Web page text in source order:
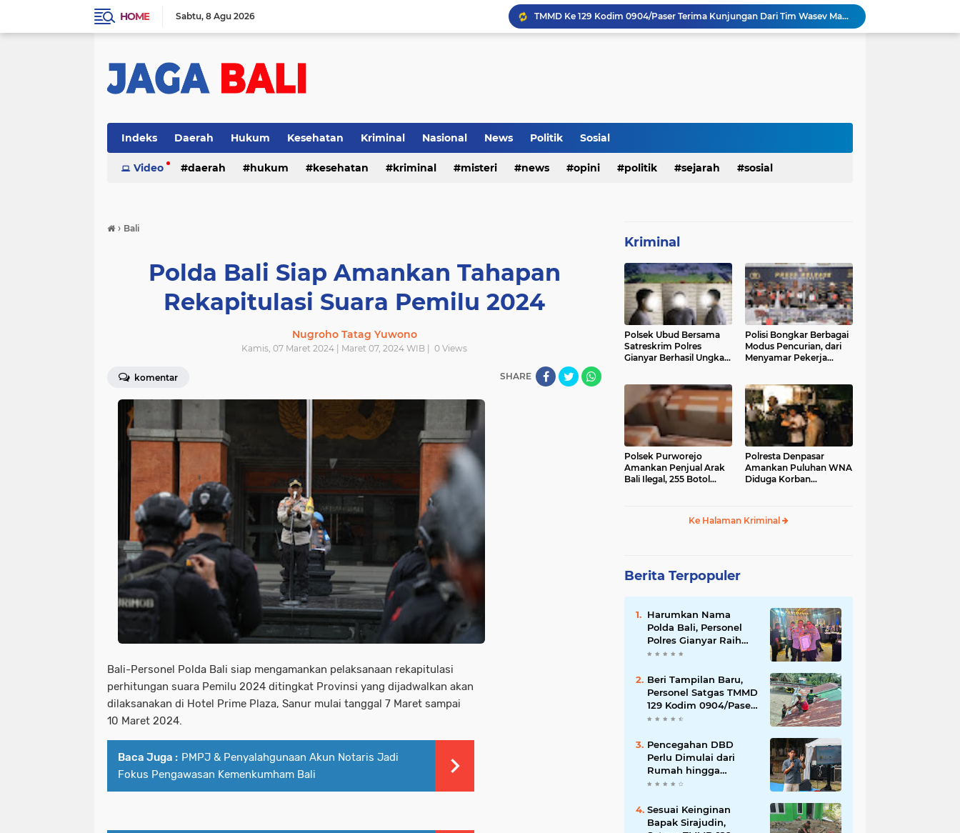
HOME Sabtu 8 Agu 2026
TMMD Ke 129 Kodim 0904/Paser Terima Kunjungan Dari Tim Wasev Mabesad
Personel Satgas TMMD 129 Kodim 0904/Paser Ciptakan Lingkungan Bersih
Rumah Bapak Sirajudin Masuk Fase Finishing Sebelum Diserahkan
Indeks Daerah Hukum Kesehatan Kriminal Nasional News Politik Sosial
Video daerah hukum kesehatan kriminal misteri news opini politik sejarah sosial
› Bali
Polda Bali Siap Amankan Tahapan
Rekapitulasi Suara Pemilu 2024
Nugroho Tatag Yuwono
Kamis, 07 Maret 2024 | Maret 07, 2024 WIB | 0 Views
komentar SHARE
Bali-Personel Polda Bali siap mengamankan pelaksanaan rekapitulasi
perhitungan suara Pemilu 2024 ditingkat Provinsi yang dijadwalkan akan
dilaksanakan di Hotel Prime Plaza, Sanur mulai tanggal 7 Maret sampai
10 Maret 2024.
Baca Juga : PMPJ & Penyalahgunaan Akun Notaris Jadi
Fokus Pengawasan Kemenkumham Bali
Kriminal
Polsek Ubud Bersama
Satreskrim Polres
Gianyar Berhasil Ungkap
Polisi Bongkar Berbagai
Modus Pencurian, dari
Menyamar Pekerja
Polsek Purworejo
Amankan Penjual Arak
Bali Ilegal, 255 Botol
Polresta Denpasar
Amankan Puluhan WNA
Diduga Korban
Ke Halaman Kriminal
Berita Terpopuler
Harumkan Nama
Polda Bali, Personel
Polres Gianyar Raih
Penghargaan
Beri Tampilan Baru,
Personel Satgas TMMD
129 Kodim 0904/Paser
Cat Atap Rumah
Pencegahan DBD
Perlu Dimulai dari
Rumah hingga
Lingkungan Sekolah
Sesuai Keinginan
Bapak Sirajudin,